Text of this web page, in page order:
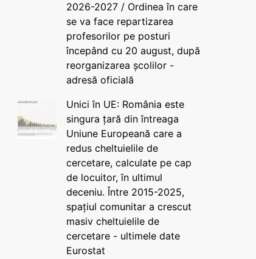
2026-2027 / Ordinea în care
se va face repartizarea
profesorilor pe posturi
începând cu 20 august, după
reorganizarea școlilor -
adresă oficială
Unici în UE: România este
singura țară din întreaga
Uniune Europeană care a
redus cheltuielile de
cercetare, calculate pe cap
de locuitor, în ultimul
deceniu. Între 2015-2025,
spațiul comunitar a crescut
masiv cheltuielile de
cercetare - ultimele date
Eurostat